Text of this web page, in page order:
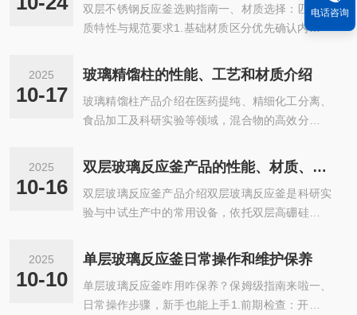
双层不锈钢反应釜选购指南一、材质选择：匹配介
质特性与规范要求1.基础材质区分优先确认内层材
品加工、常规化工合成）；316L不锈钢含钼元素，
耐酸碱与氯离子腐蚀更强，适合制药（接触药
液）、新能源（含电解质）等场景。夹层材质可选
304不锈钢，重点检查焊接处是否光滑无毛刺，避
域，需确认材质符合GMP规范，表面粗糙度Ra≤0.
险。二、工艺适配：聚焦核心性...
2025
10-17
玻璃精馏柱的性能、工艺和材质介绍
玻璃精馏柱产品介绍在医药提纯、精细化工分离、
食品加工及科研实验等领域，混合物的高效分离与
结构优势，成为满足这类需求的理想设备。它以精
密设计实现组分的精准分离，为各行业提供稳定可
靠的分离解决方案。核心材质：安全稳定的基础保
障玻璃精馏柱的核心材质采用高硼硅玻璃3.3（含
氟乙烯等辅助材质，形成兼具功能性与安全性的材
应性方面，其长期使用温度可维持在...
2025
10-16
双层玻璃反应釜产品的性能、材质、工艺介绍
双层玻璃反应釜产品介绍双层玻璃反应釜是科研实
验与中试生产中的常用设备，依托双层高硼硅玻璃
能够实现反应过程的可视化监控、温度调控与安全
操作，适用于化学合成、制药研发、食品检测、环
保实验等场景，为用户提供洁净、稳定的反应环
境。一、核心材质：双层高硼硅玻璃，兼顾安全与
2025
10-10
单层玻璃反应釜日常操作和维护保养
单层玻璃反应釜咋用咋保养？保姆级指南来啦一、
日常操作步骤，新手也能上手1.前期检查：开机前
电话咨询